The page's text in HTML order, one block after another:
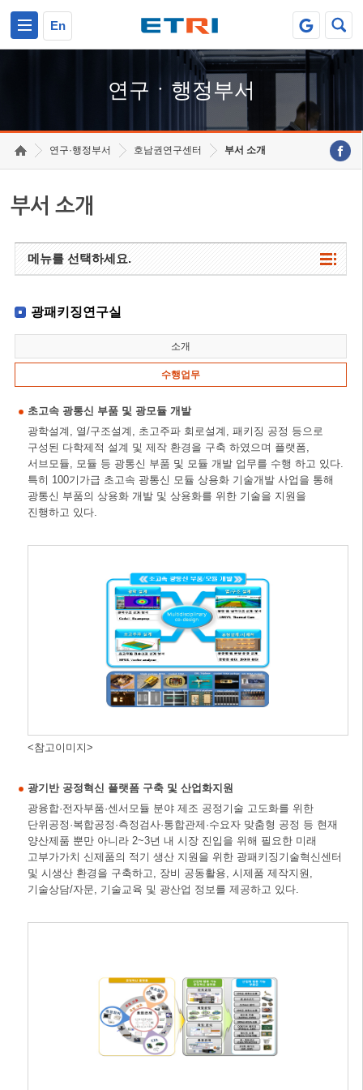
En
연구ㆍ행정부서
연구·행정부서 호남권연구센터 부서 소개
부서 소개
메뉴를 선택하세요.
광패키징연구실
소개
수행업무
초고속 광통신 부품 및 광모듈 개발
광학설계, 열/구조설계, 초고주파 회로설계, 패키징 공정 등으로
구성된 다학제적 설계 및 제작 환경을 구축 하였으며 플랫폼,
서브모듈, 모듈 등 광통신 부품 및 모듈 개발 업무를 수행 하고 있다.
특히 100기가급 초고속 광통신 모듈 상용화 기술개발 사업을 통해
광통신 부품의 상용화 개발 및 상용화를 위한 기술을 지원을
진행하고 있다.
<참고이미지>
광기반 공정혁신 플랫폼 구축 및 산업화지원
광융합·전자부품·센서모듈 분야 제조 공정기술 고도화를 위한
단위공정·복합공정·측정검사·통합관제·수요자 맞춤형 공정 등 현재
양산제품 뿐만 아니라 2~3년 내 시장 진입을 위해 필요한 미래
고부가가치 신제품의 적기 생산 지원을 위한 광패키징기술혁신센터
및 시생산 환경을 구축하고, 장비 공동활용, 시제품 제작지원,
기술상담/자문, 기술교육 및 광산업 정보를 제공하고 있다.